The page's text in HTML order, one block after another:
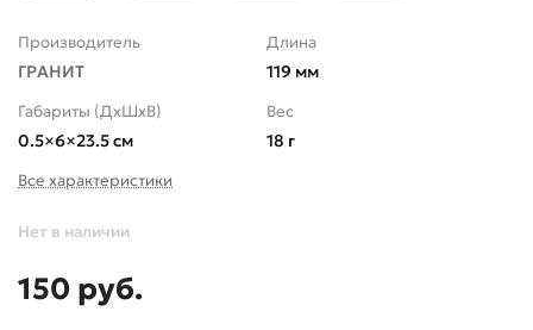
Производитель
ГРАНИТ
Длина
119 мм
Габариты (ДхШхВ)
0.5×6×23.5 см
Вес
18 г
Все характеристики
Нет в наличии
150 руб.